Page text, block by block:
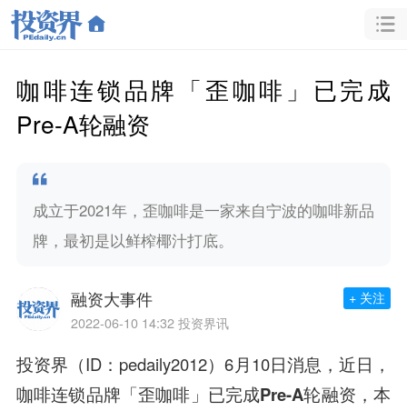
咖啡连锁品牌「歪咖啡」已完成
Pre-A轮融资
成立于2021年，歪咖啡是一家来自宁波的咖啡新品
牌，最初是以鲜榨椰汁打底。
融资大事件
2022-06-10 14:32 投资界讯
+ 关注
投资界（ID：pedaily2012）6月10日消息，近日，
咖啡连锁品牌「歪咖啡」已完成Pre-A轮融资 ，本